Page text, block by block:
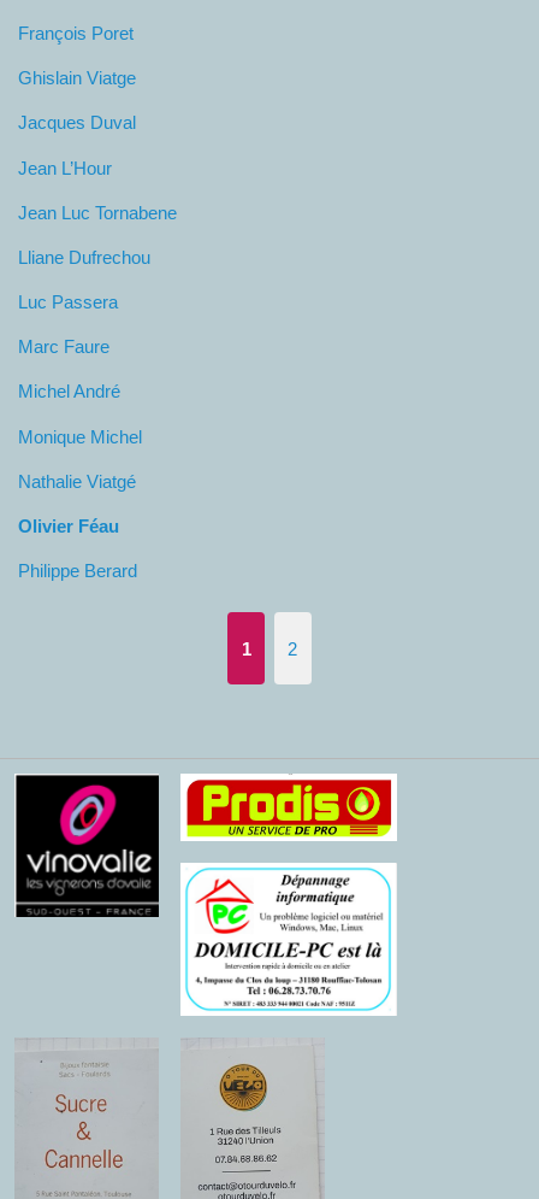
François Poret
Ghislain Viatge
Jacques Duval
Jean L’Hour
Jean Luc Tornabene
Lliane Dufrechou
Luc Passera
Marc Faure
Michel André
Monique Michel
Nathalie Viatgé
Olivier Féau
Philippe Berard
1 2